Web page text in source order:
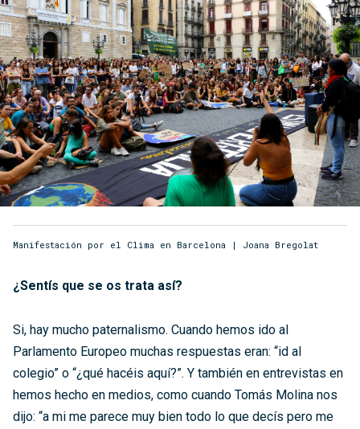
Manifestación por el Clima en Barcelona | Joana Bregolat
¿Sentís que se os trata así?
Si, hay mucho paternalismo. Cuando hemos ido al
Parlamento Europeo muchas respuestas eran: “id al
colegio” o “¿qué hacéis aquí?”. Y también en entrevistas en
hemos hecho en medios, como cuando Tomás Molina nos
dijo: “a mi me parece muy bien todo lo que decís pero me